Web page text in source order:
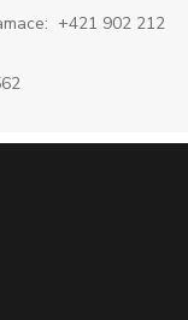
+421 902 212